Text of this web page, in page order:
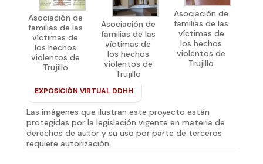
Asociación de
familias de las
víctimas de
los hechos
violentos de
Trujillo
Asociación de
familias de las
víctimas de
los hechos
violentos de
Trujillo
Asociación de
familias de las
víctimas de
los hechos
violentos de
Trujillo
EXPOSICIÓN VIRTUAL DDHH
Las imágenes que ilustran este proyecto están
protegidas por la legislación vigente en materia de
derechos de autor y su uso por parte de terceros
requiere autorización.